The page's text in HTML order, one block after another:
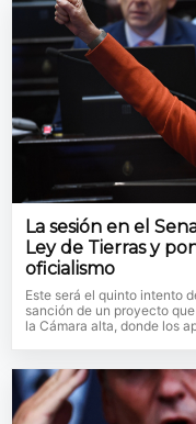
La sesión en el
Ley de Tierras y
oficialismo
Este será el quinto intento
sanción de un proyecto
la Cámara alta, donde los